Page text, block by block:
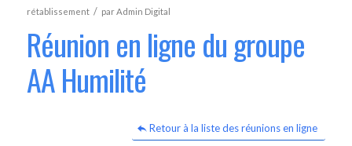
rétablissement / parAdmin Digital
Réunion en ligne du groupe
AA Humilité
Retour à la liste des réunions en ligne